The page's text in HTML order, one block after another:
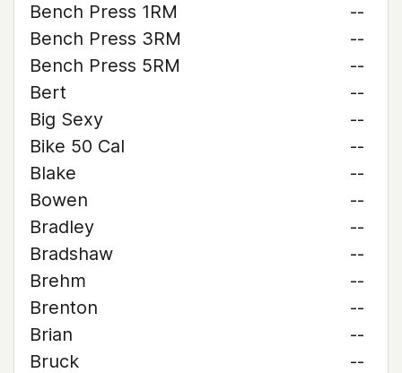
Bench Press 1RM
--
Bench Press 3RM
--
Bench Press 5RM
--
Bert
--
Big Sexy
--
Bike 50 Cal
--
Blake
--
Bowen
--
Bradley
--
Bradshaw
--
Brehm
--
Brenton
--
Brian
--
Bruck
--